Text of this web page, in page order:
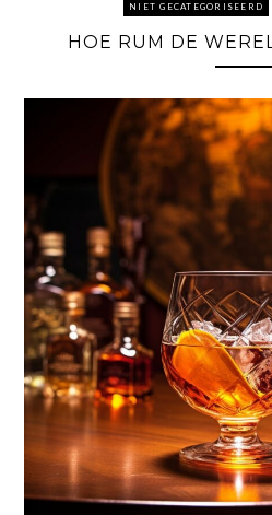
NIET GECATEGORISEERD
HOE RUM DE